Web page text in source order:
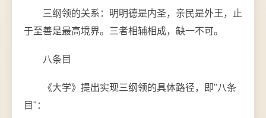
三纲领的关系：明明德是内圣，亲民是外王，止
于至善是最高境界。三者相辅相成，缺一不可。
八条目
《大学》提出实现三纲领的具体路径，即"八条
目"：